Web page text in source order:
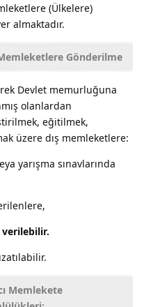
(Ülkelere)
almaktadır.
Gönderilme
Devlet memurluğuna
olanlardan
eğitilmek,
üzere dış memleketlere:
yarışma sınavlarında
verilebilir.
Memlekete